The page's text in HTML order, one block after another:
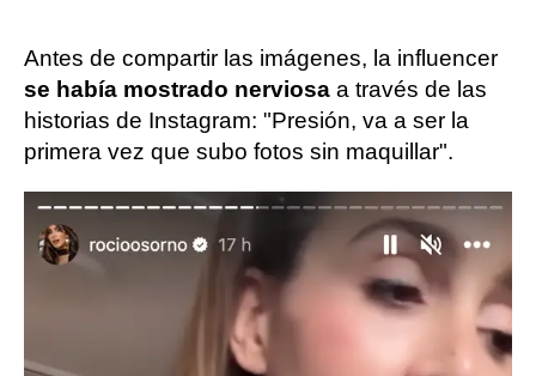
Antes de compartir las imágenes, la influencer
se había mostrado nerviosa a través de las
historias de Instagram: "Presión, va a ser la
primera vez que subo fotos sin maquillar".